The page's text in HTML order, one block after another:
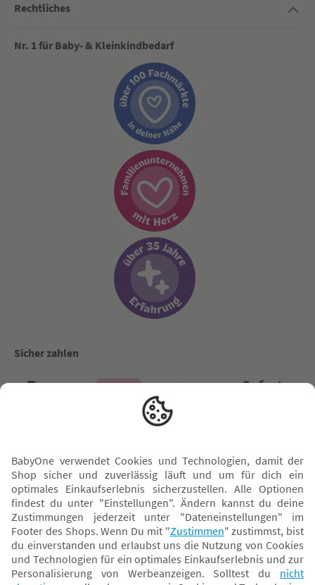
Rechtliches
Nr. 1 für Baby- & Kleinkindbedarf
Sicher zahlen
Versand mit
* Alle Preise inkl. MwSt. und ggf. zzgl.Versandkosten . Der dargestellte Preis gilt -